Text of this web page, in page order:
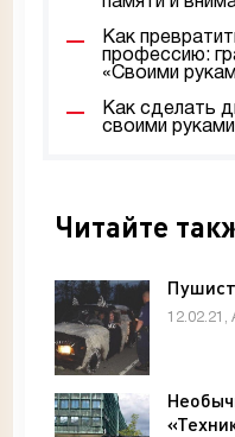
Как
профессию:
«Своими
Как сделать
своими
Читайте